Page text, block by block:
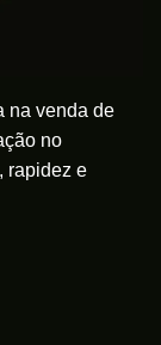
na venda de
no
rapidez e